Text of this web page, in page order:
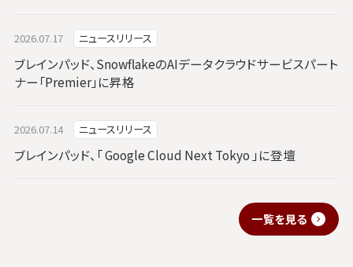
2026.07.17 ニュースリリース
ブレインパッド、SnowflakeのAIデータクラウドサービスパート
ナー「Premier」に昇格
2026.07.14 ニュースリリース
ブレインパッド、「 Google Cloud Next Tokyo 」に登壇
一覧を見る